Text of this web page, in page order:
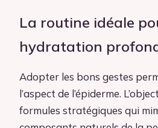
La routine idéale
hydratation
Adopter les bons gestes
l’aspect de l’épiderme.
formules stratégiques qui